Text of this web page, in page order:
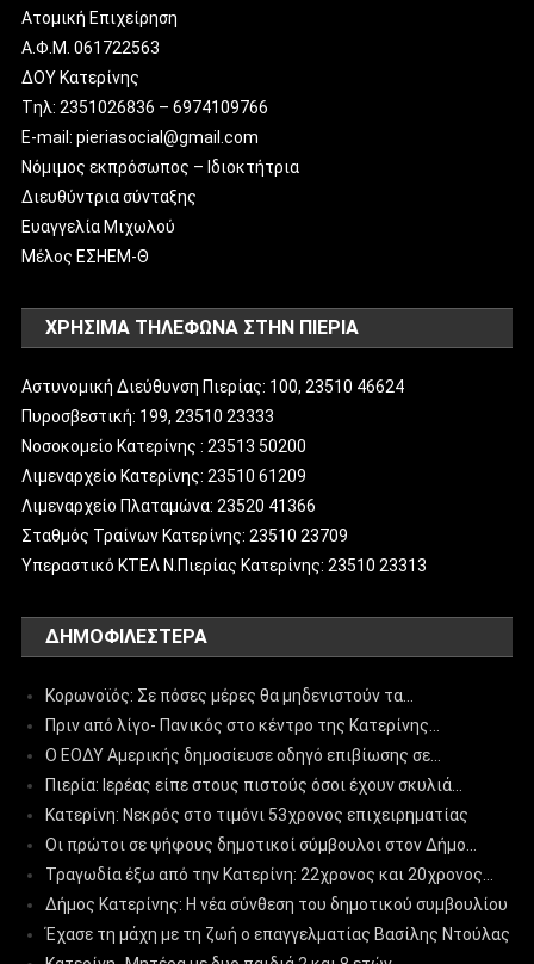
Ατομική Επιχείρηση
Α.Φ.Μ. 061722563
ΔΟΥ Κατερίνης
Tηλ: 2351026836 – 6974109766
E-mail: pieriasocial@gmail.com
Νόμιμος εκπρόσωπος – Ιδιοκτήτρια
Διευθύντρια σύνταξης
Ευαγγελία Μιχωλού
Μέλος ΕΣΗΕΜ-Θ
ΧΡΗΣΙΜΑ ΤΗΛΕΦΩΝΑ ΣΤΗΝ ΠΙΕΡΙΑ
Αστυνομική Διεύθυνση Πιερίας: 100, 23510 46624
Πυροσβεστική: 199, 23510 23333
Νοσοκομείο Κατερίνης : 23513 50200
Λιμεναρχείο Κατερίνης: 23510 61209
Λιμεναρχείο Πλαταμώνα: 23520 41366
Σταθμός Τραίνων Κατερίνης: 23510 23709
Υπεραστικό ΚΤΕΛ Ν.Πιερίας Κατερίνης: 23510 23313
ΔΗΜΟΦΙΛΈΣΤΕΡΑ
Κορωνοϊός: Σε πόσες μέρες θα μηδενιστούν τα…
Πριν από λίγο- Πανικός στο κέντρο της Κατερίνης…
Ο ΕΟΔΥ Αμερικής δημοσίευσε οδηγό επιβίωσης σε…
Πιερία: Ιερέας είπε στους πιστούς όσοι έχουν σκυλιά…
Κατερίνη: Νεκρός στο τιμόνι 53χρονος επιχειρηματίας
Οι πρώτοι σε ψήφους δημοτικοί σύμβουλοι στον Δήμο…
Τραγωδία έξω από την Κατερίνη: 22χρονος και 20χρονος…
Δήμος Κατερίνης: Η νέα σύνθεση του δημοτικού συμβουλίου
Έχασε τη μάχη με τη ζωή ο επαγγελματίας Βασίλης Ντούλας